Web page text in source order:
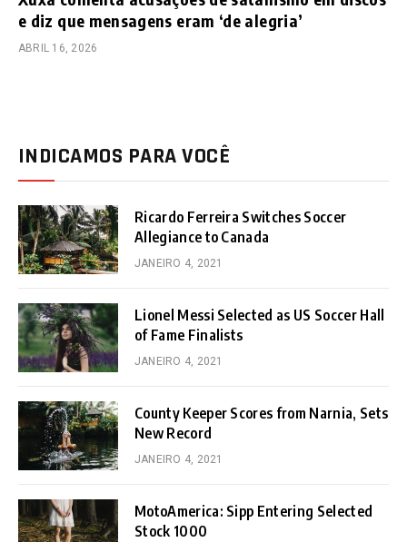
e diz que mensagens eram ‘de alegria’
ABRIL 16, 2026
INDICAMOS PARA VOCÊ
Ricardo Ferreira Switches Soccer
Allegiance to Canada
JANEIRO 4, 2021
Lionel Messi Selected as US Soccer Hall
of Fame Finalists
JANEIRO 4, 2021
County Keeper Scores from Narnia, Sets
New Record
JANEIRO 4, 2021
MotoAmerica: Sipp Entering Selected
Stock 1000